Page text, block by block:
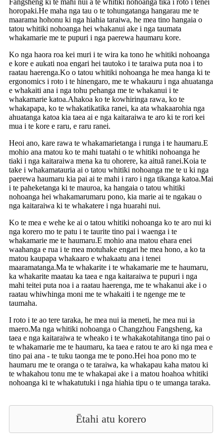
horopaki.He maha nga tau o te tohungatanga hangarau me te
maarama hohonu ki nga hiahia taraiwa, he mea tino hangaia o
tatou whitiki nohoanga hei whakanui ake i nga taumata
whakamarie me te pupuri i nga paerewa haumaru kore.
Ko nga haora roa kei muri i te wira ka tono he whitiki nohoanga
e kore e aukati noa engari hei tautoko i te taraiwa puta noa i to
raatau haerenga.Ko o tatou whitiki nohoanga he mea hanga ki te
ergonomics i roto i te hinengaro, me te whakauru i nga ahuatanga
e whakaiti ana i nga tohu pehanga me te whakanui i te
whakamarie katoa.Ahakoa ko te kowhiringa rawa, ko te
whakapapa, ko te whakatikatika ranei, ka ata whakaarohia nga
ahuatanga katoa kia taea ai e nga kaitaraiwa te aro ki te rori kei
mua i te kore e raru, e raru ranei.
Heoi ano, kare rawa te whakamarietanga i runga i te haumaru.E
mohio ana matou ko te mahi tuatahi o te whitiki nohoanga he
tiaki i nga kaitaraiwa mena ka tu ohorere, ka aituā ranei.Koia te
take i whakamatauria ai o tatou whitiki nohoanga me te u ki nga
paerewa haumaru kia pai ai te mahi i raro i nga tikanga katoa.Mai
i te paheketanga ki te mauroa, ka hangaia o tatou whitiki
nohoanga hei whakamarumaru pono, kia marie ai te ngakau o
nga kaitaraiwa ki te whakatere i nga huarahi nui.
Ko te mea e wehe ke ai o tatou whitiki nohoanga ko te aro nui ki
nga korero mo te patu i te taurite tino pai i waenga i te
whakamarie me te haumaru.E mohio ana matou ehara enei
waahanga e rua i te mea motuhake engari he mea hono, a ko ta
matou kaupapa whakaaro e whakaatu ana i tenei
maaramatanga.Ma te whakarite i te whakamarie me te haumaru,
ka whakarite maatau ka taea e nga kaitaraiwa te pupuri i nga
mahi teitei puta noa i a raatau haerenga, me te whakanui ake i o
raatau whiwhinga moni me te whakaiti i te ngenge me te
taumaha.
I roto i te ao tere taraka, he mea nui ia meneti, he mea nui ia
maero.Ma nga whitiki nohoanga o Changzhou Fangsheng, ka
taea e nga kaitaraiwa te wheako i te whakakotahitanga tino pai o
te whakamarie me te haumaru, ka taea e ratou te aro ki nga mea e
tino pai ana - te tuku taonga me te pono.Hei hoa pono mo te
haumaru me te oranga o te taraiwa, ka whakapau kaha matou ki
te whakahou tonu me te whakapai ake i a matou hoahoa whitiki
nohoanga ki te whakatutuki i nga hiahia tipu o te umanga taraka.
Ētahi atu korero